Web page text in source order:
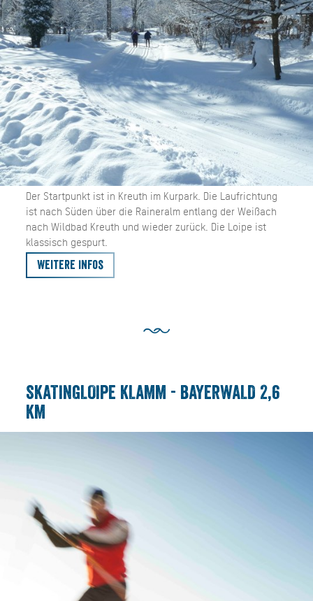
Der Startpunkt ist in Kreuth im Kurpark. Die Laufrichtung
ist nach Süden über die Raineralm entlang der Weißach
nach Wildbad Kreuth und wieder zurück. Die Loipe ist
klassisch gespurt.
Weitere Infos
SKATINGLOIPE KLAMM - BAYERWALD 2,6
KM